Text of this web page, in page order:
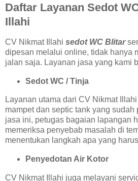
Daftar Layanan Sedot
Illahi
CV Nikmat Illahi sedot WC Blitar
dipesan melalui online, tidak hanya
jalan saja. Layanan jasa yang kami
Sedot WC / Tinja
Layanan utama dari CV Nikmat
mampet dan septic tank yang sudah
jasa ini, petugas bagaian lapangan
memeriksa penyebab masalah di
menentukan langkah apa yang
Penyedotan Air Kotor
CV Nikmat Illahi juga melayani